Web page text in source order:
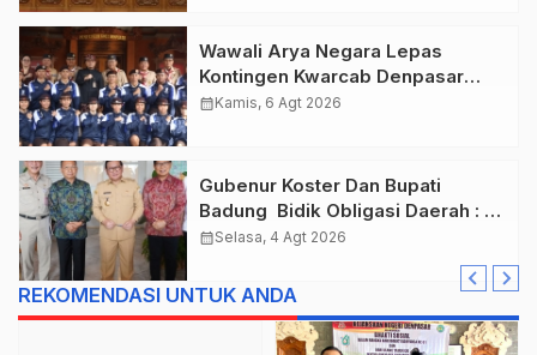
Wawali Arya Negara Lepas
Kontingen Kwarcab Denpasar
Menuju Jambore Nasional XII
calendar_monthKamis, 6 Agt 2026
Gubenur Koster Dan Bupati
Badung Bidik Obligasi Daerah :
Gaspol Bangun Infrastruktur
calendar_monthSelasa, 4 Agt 2026
REKOMENDASI UNTUK ANDA